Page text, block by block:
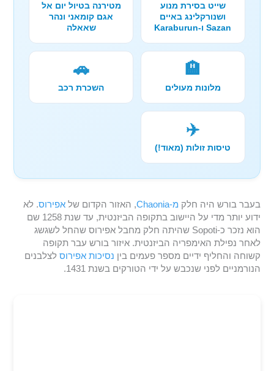
שייט בסירת מנוע
ושנורקלינג באיים
Sazan ו-Karaburun
מטירנה בטיול יום אל
אגם קומאני ונהר
שאאלה
🏨
מלונות מעולים
🚗
השכרת רכב
✈️
טיסות זולות (מאוד!)
בעבר בורש היה חלק מ-Chaonia , האזור הקדום שלאפירוס. לא
ידוע יותר מדי על היישוב בתקופה הביזנטית, עד שנת 1258 שם
הוא נזכר כ-Sopoti שהיתה חלק מחבל אפירוס שהחל לשגשג
לאחר נפילת האימפריה הביזנטית. איזור בורש עבר תקופה
קשוחה והחליף ידיים מספר פעמים בין נסיכות אפירוס לצלבנים
הנורמניים לפני שנכבש על ידי הטורקים בשנת 1431.